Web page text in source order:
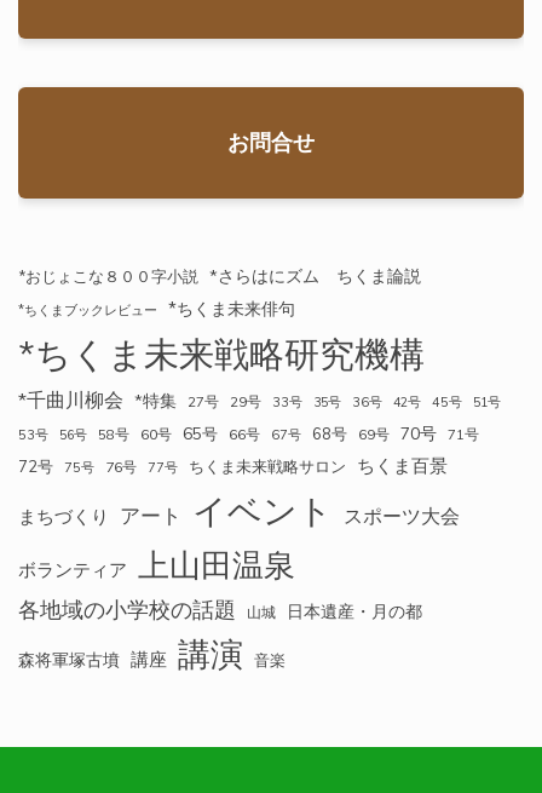
お問合せ
*おじょこな８００字小説 *さらはにズム ちくま論説
*ちくまブックレビュー *ちくま未来俳句
*ちくま未来戦略研究機構
*千曲川柳会 *特集 27号 29号 33号 35号 36号 42号 45号
51号
53号
56号 58号 60号 65号 66号 67号 68号 69号 70号 71号
72号 75号 76号 77号 ちくま未来戦略サロン ちくま百景
まちづくり アート イベント スポーツ大会
ボランティア 上山田温泉
各地域の小学校の話題 山城 日本遺産・月の都
森将軍塚古墳 講座 講演 音楽